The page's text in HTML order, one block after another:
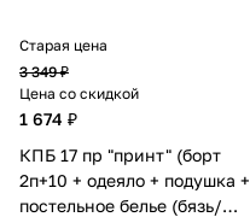
Старая цена
3 349 ₽
Цена со скидкой
1 674 ₽
КПБ 17 пр "принт" (борт
2п+10 + одеяло + подушка +
постельное белье (бязь/